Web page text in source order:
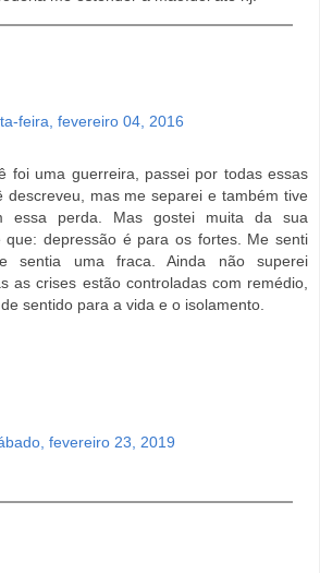
feira, fevereiro 04, 2016
foi uma guerreira, passei por todas essas
descreveu, mas me separei e também tive
essa perda. Mas gostei muita da sua
que: depressão é para os fortes. Me senti
sentia uma fraca. Ainda não superei
as crises estão controladas com remédio,
sentido para a vida e o isolamento.
fevereiro 23, 2019